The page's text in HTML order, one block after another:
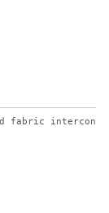
fabric